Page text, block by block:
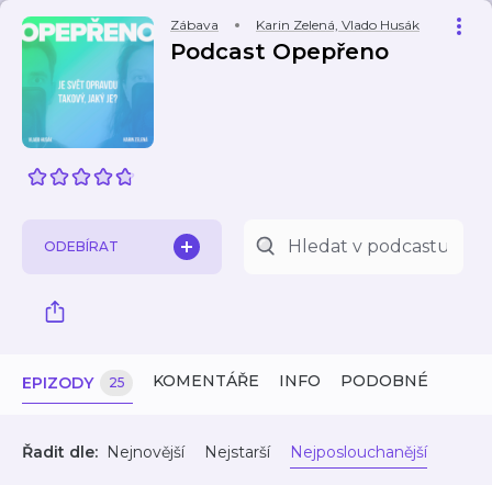
Zábava Karin Zelená, Vlado Husák
Podcast Opepřeno
ODEBÍRAT
EPIZODY 25 KOMENTÁŘE INFO PODOBNÉ
Řadit dle: Nejnovější Nejstarší Nejposlouchanější